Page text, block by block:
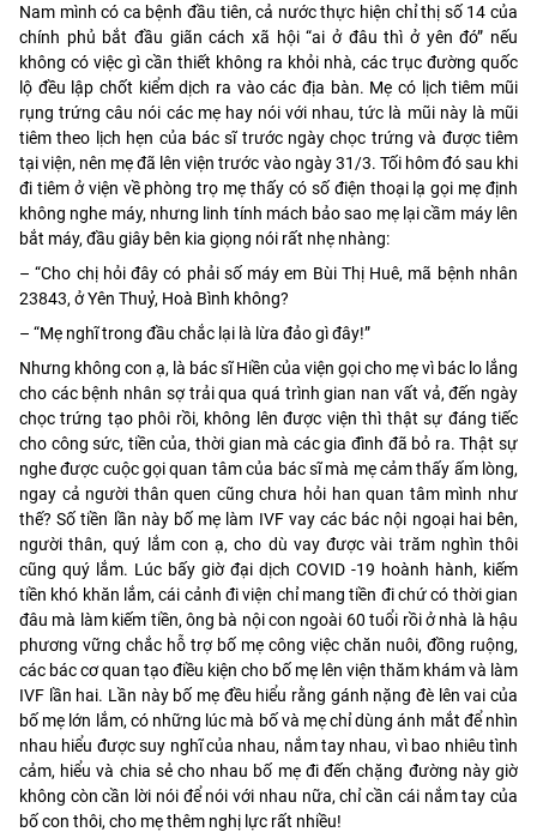
Nam mình có ca bệnh đầu tiên, cả nước thực hiện chỉ thị số 14 của
chính phủ bắt đầu giãn cách xã hội “ai ở đâu thì ở yên đó” nếu
không có việc gì cần thiết không ra khỏi nhà, các trục đường quốc
lộ đều lập chốt kiểm dịch ra vào các địa bàn. Mẹ có lịch tiêm mũi
rụng trứng câu nói các mẹ hay nói với nhau, tức là mũi này là mũi
tiêm theo lịch hẹn của bác sĩ trước ngày chọc trứng và được tiêm
tại viện, nên mẹ đã lên viện trước vào ngày 31/3. Tối hôm đó sau khi
đi tiêm ở viện về phòng trọ mẹ thấy có số điện thoại lạ gọi mẹ định
không nghe máy, nhưng linh tính mách bảo sao mẹ lại cầm máy lên
bắt máy, đầu giây bên kia giọng nói rất nhẹ nhàng:
– “Cho chị hỏi đây có phải số máy em Bùi Thị Huê, mã bệnh nhân
23843, ở Yên Thuỷ, Hoà Bình không?
– “Mẹ nghĩ trong đầu chắc lại là lừa đảo gì đây!”
Nhưng không con ạ, là bác sĩ Hiền của viện gọi cho mẹ vì bác lo lắng
cho các bệnh nhân sợ trải qua quá trình gian nan vất vả, đến ngày
chọc trứng tạo phôi rồi, không lên được viện thì thật sự đáng tiếc
cho công sức, tiền của, thời gian mà các gia đình đã bỏ ra. Thật sự
nghe được cuộc gọi quan tâm của bác sĩ mà mẹ cảm thấy ấm lòng,
ngay cả người thân quen cũng chưa hỏi han quan tâm mình như
thế? Số tiền lần này bố mẹ làm IVF vay các bác nội ngoại hai bên,
người thân, quý lắm con ạ, cho dù vay được vài trăm nghìn thôi
cũng quý lắm. Lúc bấy giờ đại dịch COVID -19 hoành hành, kiếm
tiền khó khăn lắm, cái cảnh đi viện chỉ mang tiền đi chứ có thời gian
đâu mà làm kiếm tiền, ông bà nội con ngoài 60 tuổi rồi ở nhà là hậu
phương vững chắc hỗ trợ bố mẹ công việc chăn nuôi, đồng ruộng,
các bác cơ quan tạo điều kiện cho bố mẹ lên viện thăm khám và làm
IVF lần hai. Lần này bố mẹ đều hiểu rằng gánh nặng đè lên vai của
bố mẹ lớn lắm, có những lúc mà bố và mẹ chỉ dùng ánh mắt để nhìn
nhau hiểu được suy nghĩ của nhau, nắm tay nhau, vì bao nhiêu tình
cảm, hiểu và chia sẻ cho nhau bố mẹ đi đến chặng đường này giờ
không còn cần lời nói để nói với nhau nữa, chỉ cần cái nắm tay của
bố con thôi, cho mẹ thêm nghị lực rất nhiều!